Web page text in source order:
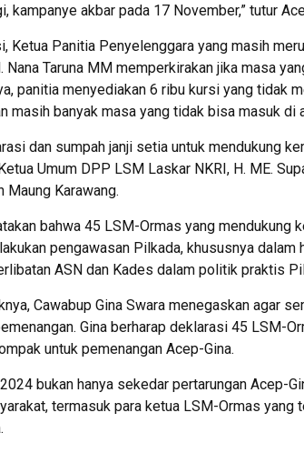
kampanye akbar pada 17 November,” tutur
Ketua Panitia Penyelenggara yang masih
Taruna MM memperkirakan jika masa
panitia menyediakan 6 ribu kursi yang tidak
masih banyak masa yang tidak bisa masuk di
dan sumpah janji setia untuk mendukung
Umum DPP LSM Laskar NKRI, H. ME.
Maung Karawang.
bahwa 45 LSM-Ormas yang mendukung
pengawasan Pilkada, khususnya dalam
ASN dan Kades dalam politik praktis
Cawabup Gina Swara menegaskan agar
Gina berharap deklarasi 45 LSM-
untuk pemenangan Acep-Gina.
bukan hanya sekedar pertarungan Acep-
termasuk para ketua LSM-Ormas yang